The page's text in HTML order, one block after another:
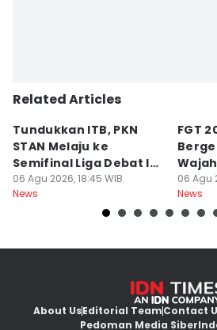
Related Articles
Tundukkan ITB, PKN
STAN Melaju ke
Semifinal Liga Debat IDN
Times 2026
06 Agu 2026, 18:45 WIB
News
FGT
06 Agu
News
About UsEditorial TeamContact
Pedoman Media Siber